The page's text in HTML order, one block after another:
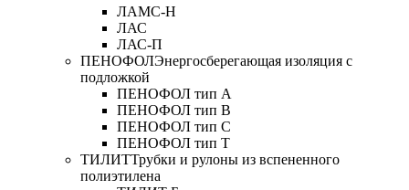
ЛАМС-Н
ЛАС
ЛАС-П
ПЕНОФОЛЭнергосберегающая изоляция с
подложкой
ПЕНОФОЛ тип А
ПЕНОФОЛ тип B
ПЕНОФОЛ тип C
ПЕНОФОЛ тип T
ТИЛИТТрубки и рулоны из вспененного
полиэтилена